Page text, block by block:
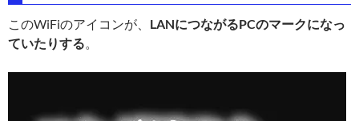
このWiFiのアイコンが、 LANにつながるPCのマークになっ
ていたりする